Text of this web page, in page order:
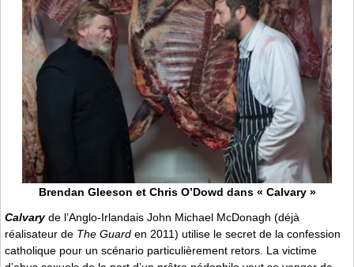
Brendan Gleeson et Chris O’Dowd dans « Calvary »
Calvary de l’Anglo-Irlandais John Michael McDonagh (déjà
réalisateur de The Guard en 2011) utilise le secret de la confession
catholique pour un scénario particulièrement retors. La victime